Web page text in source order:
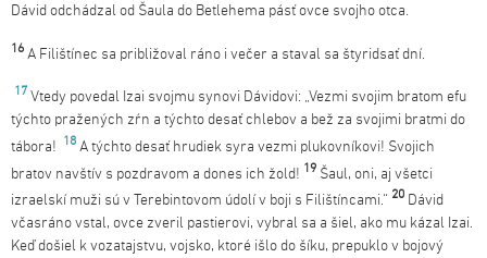
Dávid odchádzal od Šaula do Betlehema pásť ovce svojho otca.
16 A Filištínec sa približoval ráno i večer a staval sa štyridsať dní.
17 Vtedy povedal Izai svojmu synovi Dávidovi: „Vezmi svojim bratom efu
týchto pražených zŕn a týchto desať chlebov a bež za svojimi bratmi do
tábora! 18 A týchto desať hrudiek syra vezmi plukovníkovi! Svojich
bratov navštív s pozdravom a dones ich žold! 19 Šaul, oni, aj všetci
izraelskí muži sú v Terebintovom údolí v boji s Filištíncami.“ 20 Dávid
včasráno vstal, ovce zveril pastierovi, vybral sa a šiel, ako mu kázal Izai.
Keď došiel k vozatajstvu, vojsko, ktoré išlo do šíku, prepuklo v bojový